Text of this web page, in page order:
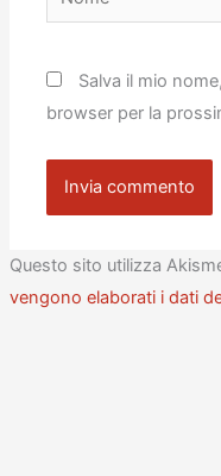
Salva il mio
browser per la
Questo sito utilizza
vengono elaborati i dati